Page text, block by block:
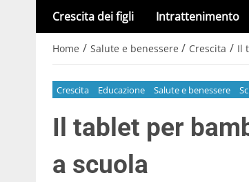
Crescita dei figli Intrattenimento
Home / Salute e benessere / Crescita / Il
Crescita Educazione Salute e benessere
Il tablet per
a scuola